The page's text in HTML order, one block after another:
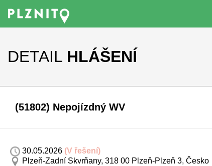
DETAIL HLÁŠENÍ
(51802) Nepojízdný WV
30.05.2026 (V řešení)
Plzeň-Zadní Skvrňany, 318 00 Plzeň-Plzeň 3, Česko